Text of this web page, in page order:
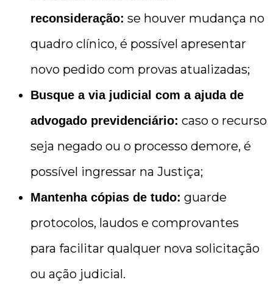
reconsideração: se houver mudança no
quadro clínico, é possível apresentar
novo pedido com provas atualizadas;
Busque a via judicial com a ajuda de
advogado previdenciário: caso o recurso
seja negado ou o processo demore, é
possível ingressar na Justiça;
Mantenha cópias de tudo: guarde
protocolos, laudos e comprovantes
para facilitar qualquer nova solicitação
ou ação judicial.